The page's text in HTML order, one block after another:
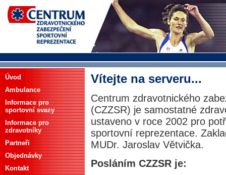
Úvod
Ambulance
Informace pro
sportovní svazy
Informace pro
zdravotníky
Partneři
Objednávky
Kontakt
Vítejte na serveru...
Centrum zdravotnického
(CZZSR) je samostatné
ustaveno v roce 2002 pro
sportovní reprezentace.
MUDr. Jaroslav Větvička.
Posláním CZZSR je: